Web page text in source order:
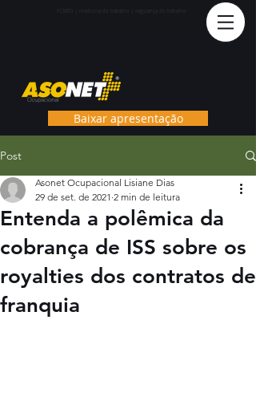
Baixar apresentação
Post
Entenda a polêmica da
cobrança de ISS sobre os
royalties dos contratos de
franquia
Asonet Ocupacional Lisiane Dias
29 de set. de 2021 2 min de leitura